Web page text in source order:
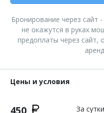
Бронирование через сайт
не окажутся в руках
предоплаты через сайт,
Цены и условия
450
За